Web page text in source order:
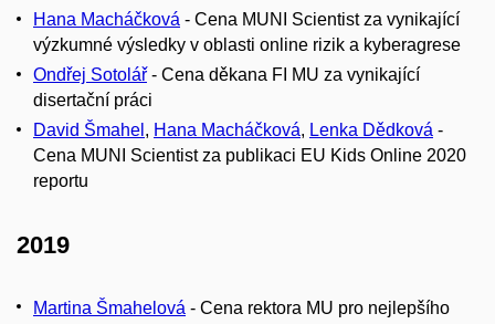
Hana Macháčková - Cena MUNI Scientist za vynikající
výzkumné výsledky v oblasti online rizik a kyberagrese
Ondřej Sotolář - Cena děkana FI MU za vynikající
disertační práci
David Šmahel , Hana Macháčková, Lenka Dědková -
Cena MUNI Scientist za publikaci EU Kids Online 2020
reportu
2019
Martina Šmahelová - Cena rektora MU pro nejlepšího